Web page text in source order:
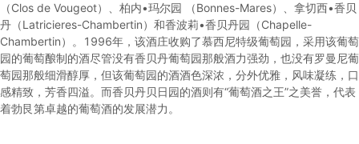
（Clos de Vougeot）、柏内•玛尔园 （Bonnes-Mares）、拿切西•香贝
丹（Latricieres-Chambertin）和香波莉•香贝丹园（Chapelle-
Chambertin）。1996年，该酒庄收购了慕西尼特级葡萄园，采用该葡萄
园的葡萄酿制的酒尽管没有香贝丹葡萄园那般酒力强劲，也没有罗曼尼葡
萄园那般细滑醇厚，但该葡萄园的酒酒色深浓，分外优雅，风味凝练，口
感精致，芳香四溢。而香贝丹贝日园的酒则有“葡萄酒之王”之美誉，代表
着勃艮第卓越的葡萄酒的发展潜力。